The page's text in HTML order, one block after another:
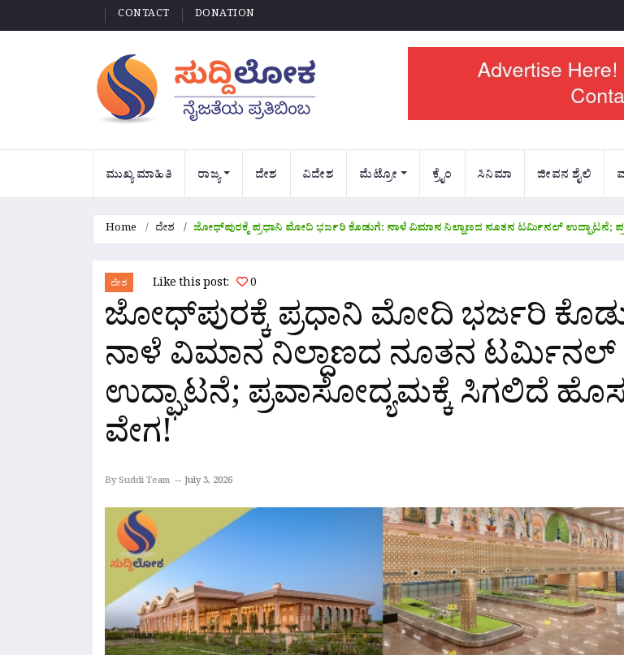
CONTACT DONATION
ಮುಖ್ಯ ಮಾಹಿತಿ ರಾಜ್ಯ ದೇಶ ವಿದೇಶ ಮೆಟ್ರೋ ಕ್ರೈಂ ಸಿನಿಮಾ ಜೀವನ ಶೈಲಿ
Home ದೇಶ ಜೋಧ್‌ಪುರಕ್ಕೆ ಪ್ರಧಾನಿ ಮೋದಿ ಭರ್ಜರಿ ಕೊಡುಗೆ: ನಾಳೆ ವಿಮಾನ ನಿಲ್ದಾಣದ ನೂತನ ಟರ್ಮಿನಲ್ ಉದ್ಘಾಟನೆ;
ದೇಶ Like this post: 0
ಜೋಧ್‌ಪುರಕ್ಕೆ ಪ್ರಧಾನಿ ಮೋದಿ ಭರ್ಜರಿ
ನಾಳೆ ವಿಮಾನ ನಿಲ್ದಾಣದ ನೂತನ ಟರ್ಮಿನಲ್
ಉದ್ಘಾಟನೆ; ಪ್ರವಾಸೋದ್ಯಮಕ್ಕೆ ಸಿಗಲಿದೆ ಹೊಸ
ವೇಗ!
By Suddi Team July 3, 2026